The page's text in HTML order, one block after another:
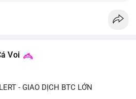
Voi
- GIAO DỊCH BTC LỚN